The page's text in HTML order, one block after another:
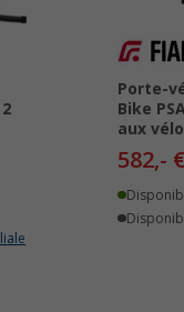
Porte-
Bike
aux
582,- €